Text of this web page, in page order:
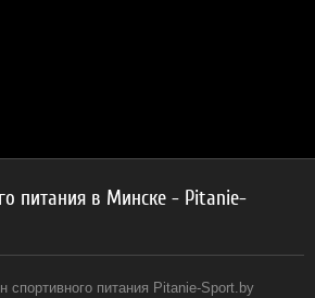
питания в Минске - Pitanie-
спортивного питания Pitanie-Sport.by